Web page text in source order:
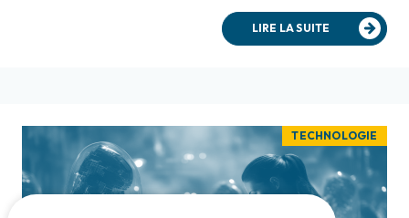
LIRE LA SUITE
TECHNOLOGIE